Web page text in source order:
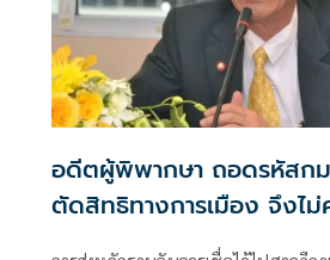
อดีตผู้พิพากษา ถอดรหัสกม
ตัดสิทธิทางการเมือง จึงไม่
เดียวกับคดีอาญา